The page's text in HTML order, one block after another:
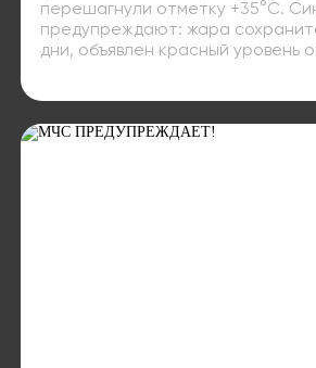
перешагнули отметку +35°C.
предупреждают: жара
дни, объявлен красный уровень